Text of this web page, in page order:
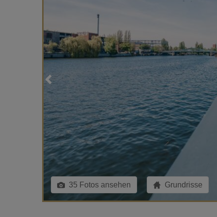
35 Fotos ansehen Grundrisse